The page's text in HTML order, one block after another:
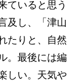
ていると思う
及し、「津山
たりと、自然
。最後には編
しい。天気や